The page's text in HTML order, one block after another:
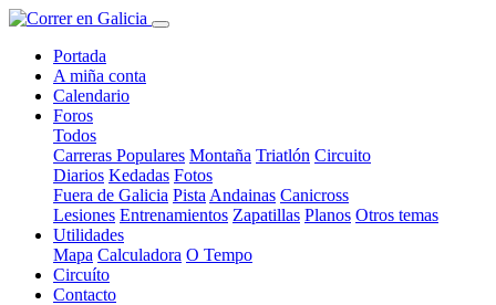
Portada
A miña conta
Calendario
Foros
Todos
Carreras Populares Montaña Triatlón Circuito
Diarios Kedadas Fotos
Fuera de Galicia Pista Andainas Canicross
Lesiones Entrenamientos Zapatillas Planos Otros temas
Utilidades
Mapa Calculadora O Tempo
Circuíto
Contacto